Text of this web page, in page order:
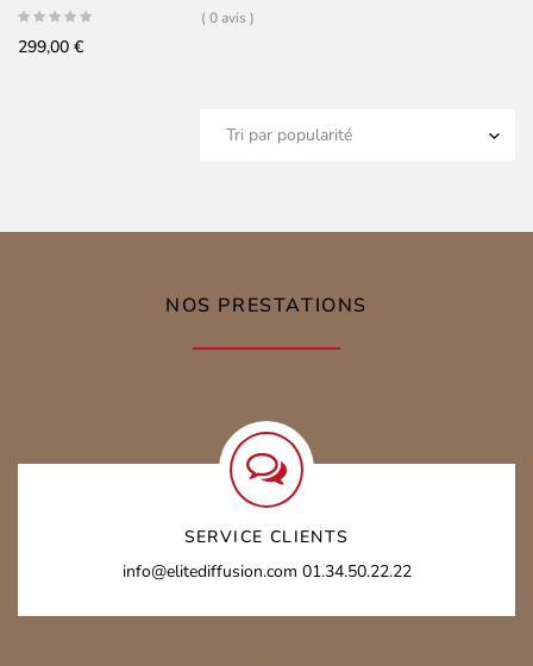
( 0 avis )
299,00 €
NOS PRESTATIONS
SERVICE CLIENTS
info@elitediffusion.com 01.34.50.22.22